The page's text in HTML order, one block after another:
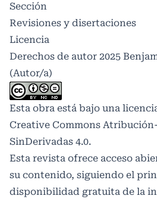
Sección
Revisiones y disertaciones
Licencia
Derechos de autor 2025
(Autor/a)
Esta obra está bajo una
Creative Commons
SinDerivadas 4.0.
Esta revista ofrece acceso
su contenido, siguiendo el
disponibilidad gratuita de la